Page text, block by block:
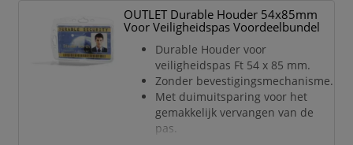
OUTLET Durable Houder 54x85mm
Voor Veiligheidspas Voordeelbundel
Durable Houder voor
veiligheidspas Ft 54 x 85 mm.
Zonder bevestigingsmechanisme.
Met duimuitsparing voor het
gemakkelijk vervangen van de
pas.